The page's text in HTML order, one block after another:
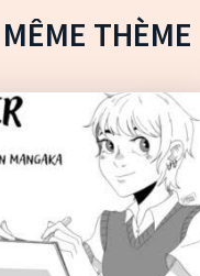
THÈME